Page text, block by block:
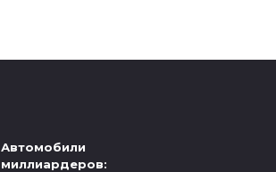
Автомобили
миллиардеров: